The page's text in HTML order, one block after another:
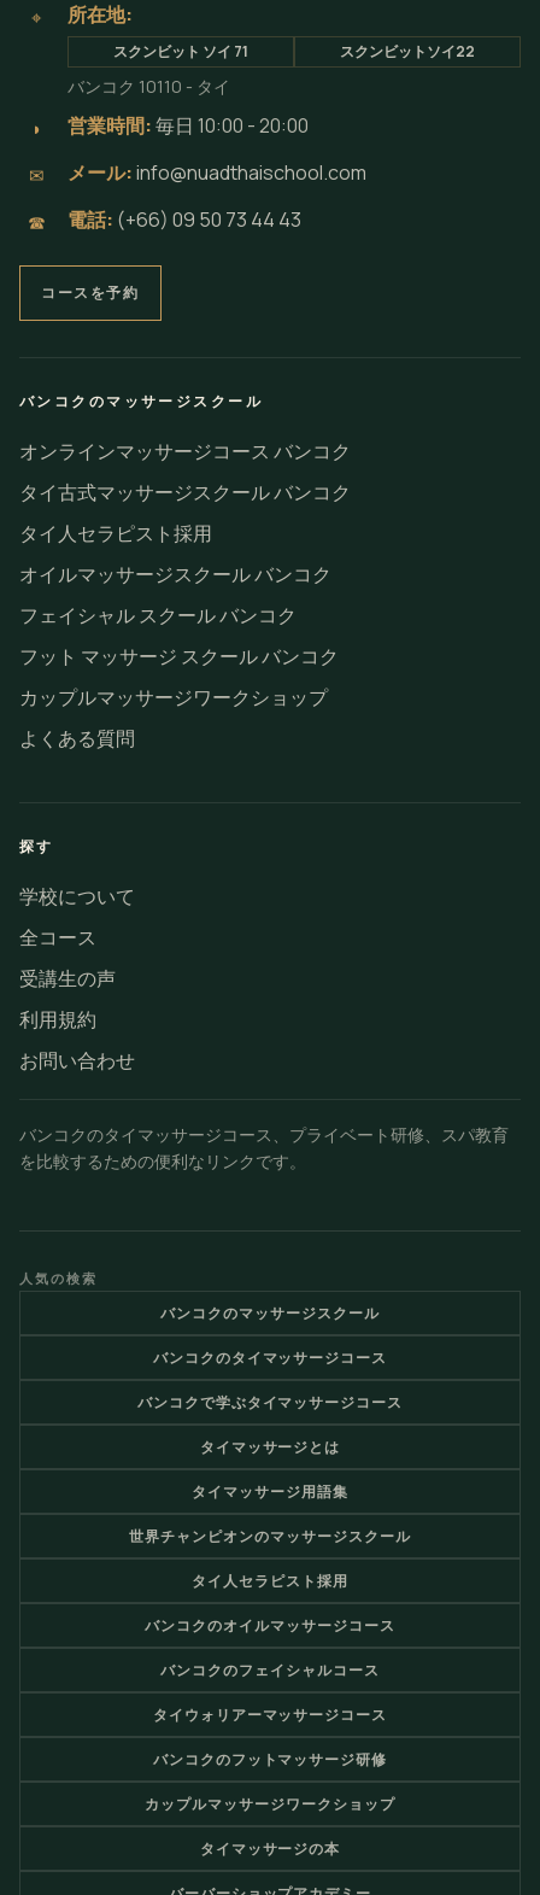
⌖ 所在地:
スクンビット ソイ 71 スクンビットソイ22
バンコク 10110 - タイ
◗ 営業時間:毎日 10:00 - 20:00
✉ メール:info@nuadthaischool.com
☎ 電話: (+66) 09 50 73 44 43
コースを予約
バンコクのマッサージスクール
オンラインマッサージコース バンコク
タイ古式マッサージスクール バンコク
タイ人セラピスト採用
オイルマッサージスクール バンコク
フェイシャル スクール バンコク
フット マッサージ スクール バンコク
カップルマッサージワークショップ
よくある質問
探す
学校について
全コース
受講生の声
利用規約
お問い合わせ
バンコクのタイマッサージコース、プライベート研修、スパ教育
を比較するための便利なリンクです。
人気の検索
バンコクのマッサージスクール
バンコクのタイマッサージコース
バンコクで学ぶタイマッサージコース
タイマッサージとは
タイマッサージ用語集
世界チャンピオンのマッサージスクール
タイ人セラピスト採用
バンコクのオイルマッサージコース
バンコクのフェイシャルコース
タイウォリアーマッサージコース
バンコクのフットマッサージ研修
カップルマッサージワークショップ
タイマッサージの本